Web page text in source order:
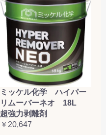
ミッケル化学 ハイパー
リムーバーネオ 18L
超強力剥離剤
￥20,647